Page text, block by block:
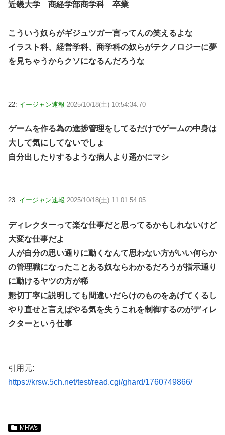
近畿大学 商経学部商学科 卒業
こういう奴らがギジュツガー言ってんの笑えるよな
イラスト科、経営学科、商学科の奴らがテクノロジーに夢
を見ちゃうからクソになるんだろうな
22: イージャン速報 2025/10/18(土) 10:54:34.70
ゲームを作る為の進捗管理をしてるだけでゲームの中身は
大して気にしてないでしょ
自分出したりするような病人より遥かにマシ
23: イージャン速報 2025/10/18(土) 11:01:54.05
ディレクターって楽な仕事だと思ってるかもしれないけど
大変な仕事だよ
人が自分の思い通りに動くなんて思わない方がいい何らか
の管理職になったことある奴ならわかるだろうが指示通り
に動けるヤツの方が稀
懇切丁寧に説明しても間違いだらけのものをあげてくるし
やり直せと言えばやる気を失うこれを制御するのがディレ
クターという仕事
引用元:
https://krsw.5ch.net/test/read.cgi/ghard/1760749866/
MHWs